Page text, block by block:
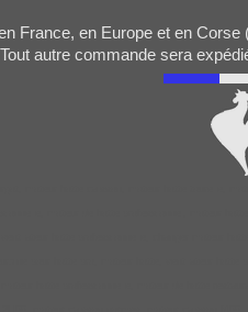
France, en Europe et en
Tout autre commande sera